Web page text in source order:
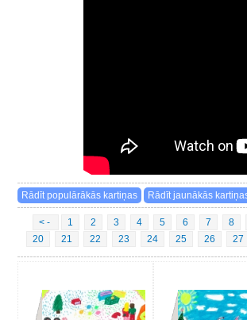
< - 1 2 3 4 5 6 7 8
20
21 22 23 24 25 26 27